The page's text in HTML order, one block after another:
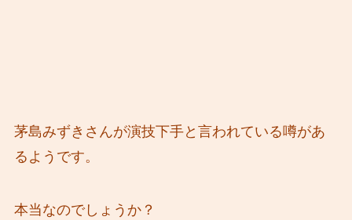
茅島みずきさんが演技下手と言われている噂があ
るようです。
本当なのでしょうか？